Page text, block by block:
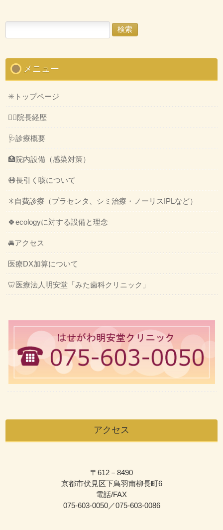
索:
メニュー
✳️トップページ
👨‍⚕️院長経歴
🩺診療概要
🏥院内設備（感染対策）
😷長引く咳について
✳️自費診療（プラセンタ、シミ治療・ノーリスIPLなど）
🍀ecologyに対する設備と理念
🚘アクセス
医療DX加算について
🦷医療法人明安堂「みた歯科クリニック」
アクセス
〒612－8490
京都市伏見区下鳥羽南柳長町6
電話/FAX
075-603-0050／075-603-0086